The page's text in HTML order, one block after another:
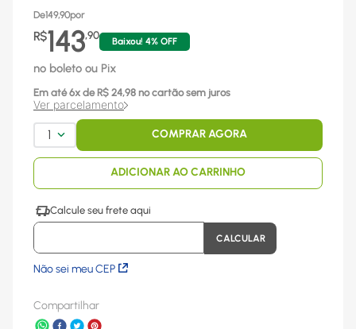
De149,90por
R$143,90
Baixou! 4% OFF
no boleto ou Pix
Em até 6x de R$ 24,98 no cartão sem juros
Ver parcelamento
1 COMPRAR AGORA
ADICIONAR AO CARRINHO
Não sei meu CEP
Compartilhar